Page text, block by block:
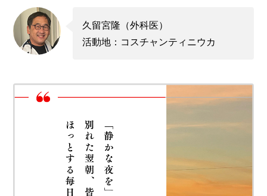
久留宮隆（外科医）
活動地：コスチャンティニウカ